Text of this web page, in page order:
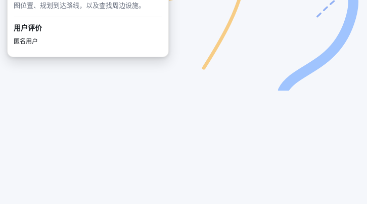
图位置、规划到达路线，以及查找周边设施。
用户评价
匿名用户